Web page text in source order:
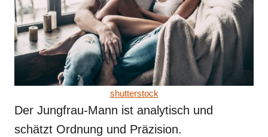
shutterstock
Der Jungfrau-Mann ist analytisch und
schätzt Ordnung und Präzision.